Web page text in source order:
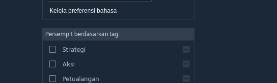
Kelola preferensi bahasa
Persempit berdasarkan tag
Strategi
Aksi
Petualangan